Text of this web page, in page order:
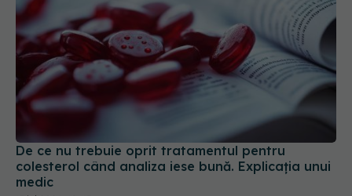
De ce nu trebuie oprit tratamentul pentru
colesterol când analiza iese bună. Explicația unui
medic
13 iul 2026, 18:45